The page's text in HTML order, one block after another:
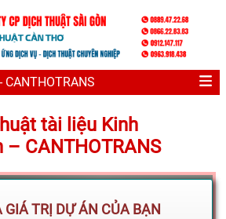
tài liệu Kinh
CANTHOTRANS
GIÁ TRỊ DỰ ÁN CỦA BẠN